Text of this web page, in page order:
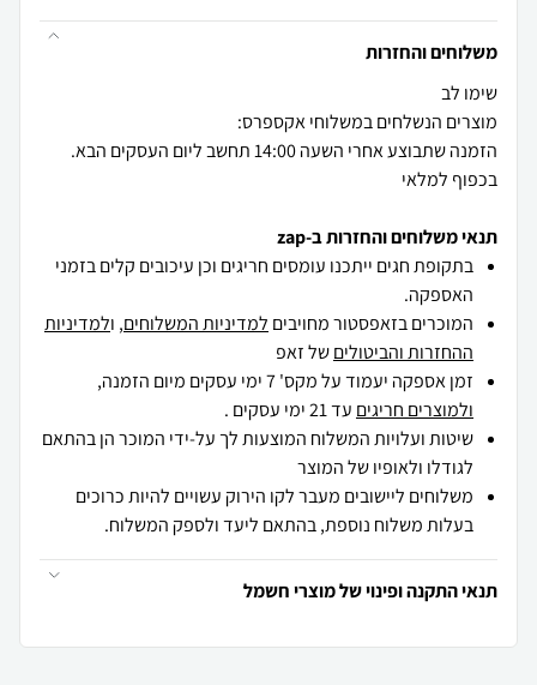
משלוחים והחזרות
הזמנה שתבוצע אחרי השעה 14:00 תחשב ליום העסקים הבא.
בכפוף למלאי
תנאי משלוחים והחזרות ב-zap
בתקופת חגים ייתכנו עומסים חריגים וכן עיכובים קלים בזמני
האספקה.
המוכרים בזאפסטור מחויבים למדיניות המשלוחים, ולמדיניות
ההחזרות והביטוליםשל זאפ
זמן אספקה יעמוד על מקס' 7 ימי עסקים מיום הזמנה,
ולמוצרים חריגים עד 21 ימי עסקים .
שיטות ועלויות המשלוח המוצעות לך על-ידי המוכר הן בהתאם
לגודלו ולאופיו של המוצר
משלוחים ליישובים מעבר לקו הירוק עשויים להיות כרוכים
בעלות משלוח נוספת, בהתאם ליעד ולספק המשלוח.
תנאי התקנה ופינוי של מוצרי חשמל